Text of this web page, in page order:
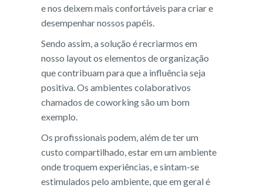
e nos deixem mais confortáveis para criar e
desempenhar nossos papéis.
Sendo assim, a solução é recriarmos em
nosso layout os elementos de organização
que contribuam para que a influência seja
positiva. Os ambientes colaborativos
chamados de coworking são um bom
exemplo.
Os profissionais podem, além de ter um
custo compartilhado, estar em um ambiente
onde troquem experiências, e sintam-se
estimulados pelo ambiente, que em geral é